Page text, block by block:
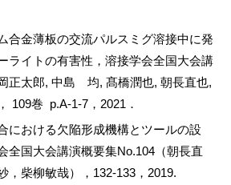
合金薄板の交流パルスミグ溶接中に発
ライトの有害性，溶接学会全国大会講
正太郎, 中島 均, 髙橋潤也, 朝長直也,
109巻 p.A-1-7，2021．
における欠陥形成機構とツールの設
全国大会講演概要集No.104（朝長直
，柴柳敏哉），132-133，2019.